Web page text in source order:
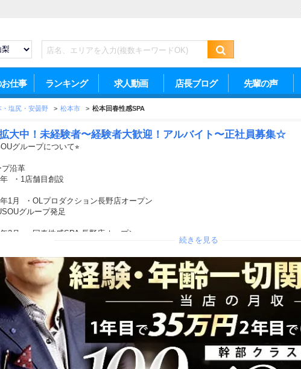
仕事 ランキング 求人動画 店長ブログ 先輩の声
・塩尻・安曇野 > 松本市 > 松本回春性感SPA
大中！未経験者〜経験者大歓迎！アルバイト〜正社員募集☆
グループについて⭐︎
プ沿革
・1店舗目創設
1月 ・OLプロダクション長野店オープン
グループ発足
年2月 ・回春性感SPA 長野店オープン
2月 ・かいかんえすて長野店オープン
年11月 ・回春性感SPA 高崎店オープン
3月 ・回春性感SPA 松本店オープン
年7月 ・回春性感SPA 伊勢崎店オープン
舗を運営中！
規出店を進め、さらなる事業拡大を目指しています。
念に捉われず、新しい「遊び」と「体験価値」を創造し続けること。
続きを見る